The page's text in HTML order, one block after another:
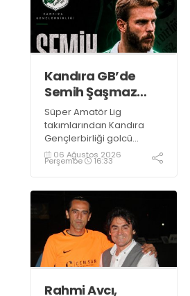
Kandıra GB’de
Semih Şaşmaz
resmen TAMAM!
Süper Amatör Lig
takımlarından Kandıra
Gençlerbirliği golcü
futbolcu Semih Şaşmaz
ile yola devam ettiğini
06 Ağustos 2026
Perşembe 16:33
Rahmi Avcı,